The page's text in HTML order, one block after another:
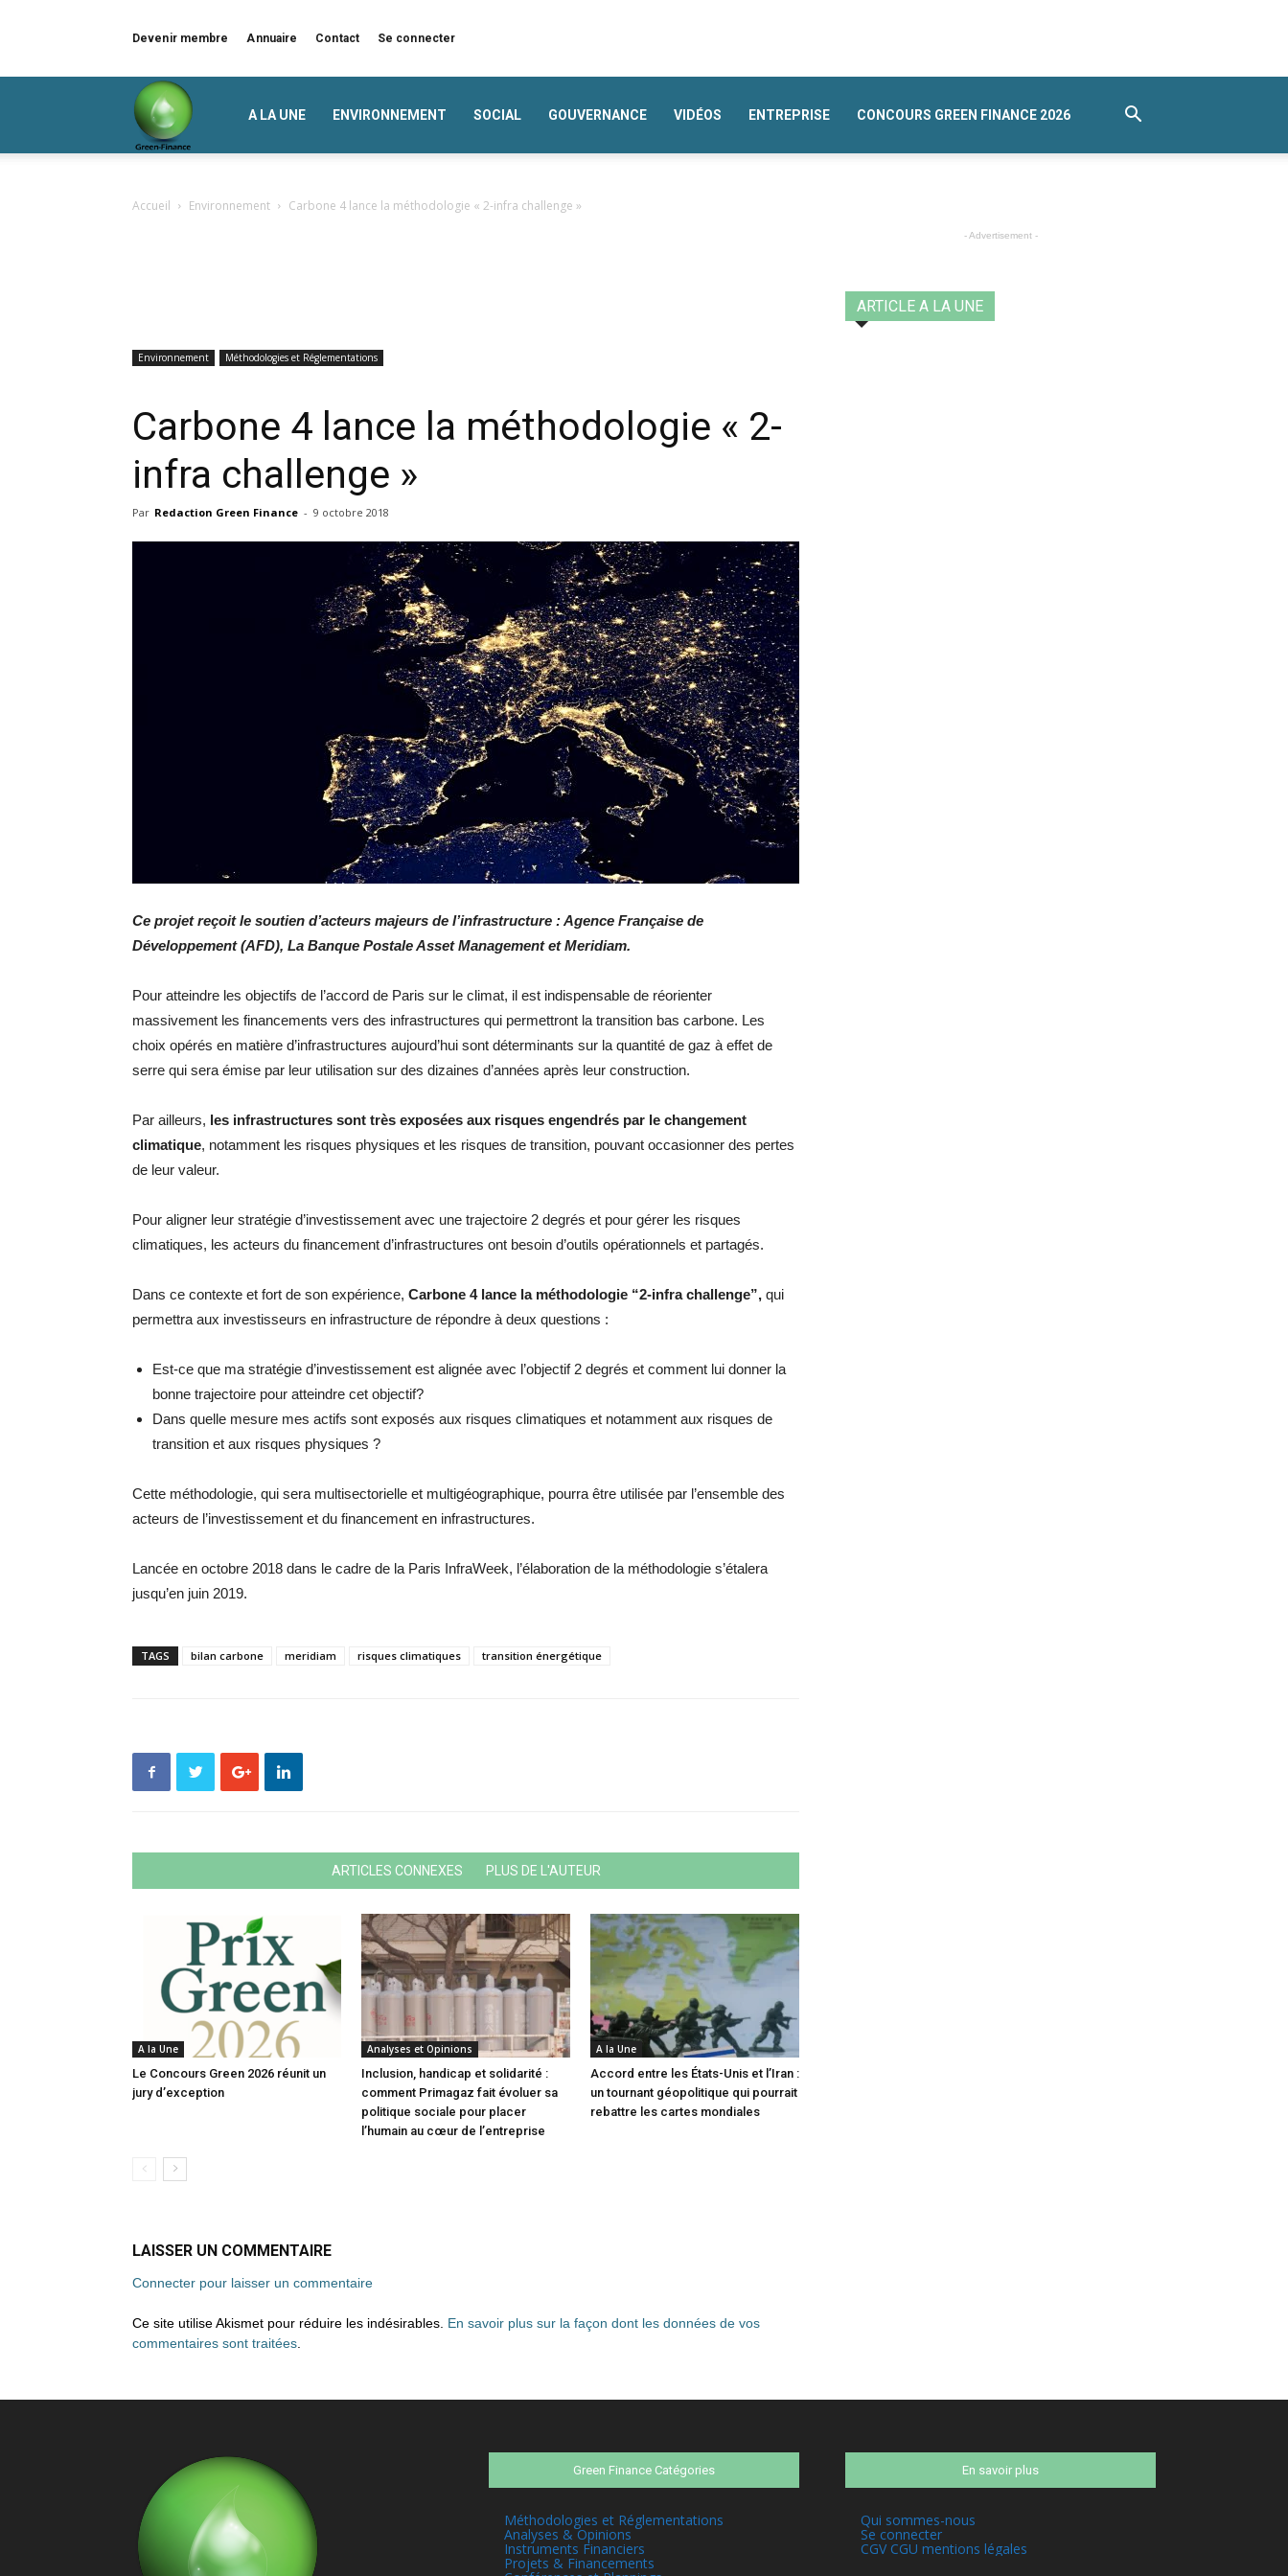
Devenir membre Annuaire Contact Se connecter
A LA UNE ENVIRONNEMENT SOCIAL GOUVERNANCE VIDÉOS ENTREPRISE CONCOURS GREEN FINANCE 2026
Accueil Environnement Carbone 4 lance la méthodologie « 2-infra challenge »
Environnement Méthodologies et Réglementations
Carbone 4 lance la méthodologie « 2-
infra challenge »
Par Redaction Green Finance - 9 octobre 2018
Ce projet reçoit le soutien d’acteurs majeurs de l’infrastructure : Agence Française de
Développement (AFD), La Banque Postale Asset Management et Meridiam.
Pour atteindre les objectifs de l’accord de Paris sur le climat, il est indispensable de réorienter
massivement les financements vers des infrastructures qui permettront la transition bas carbone. Les
choix opérés en matière d’infrastructures aujourd’hui sont déterminants sur la quantité de gaz à effet de
serre qui sera émise par leur utilisation sur des dizaines d’années après leur construction.
Par ailleurs, les infrastructures sont très exposées aux risques engendrés par le changement
climatique, notamment les risques physiques et les risques de transition, pouvant occasionner des pertes
de leur valeur.
Pour aligner leur stratégie d’investissement avec une trajectoire 2 degrés et pour gérer les risques
climatiques, les acteurs du financement d’infrastructures ont besoin d’outils opérationnels et partagés.
Dans ce contexte et fort de son expérience, Carbone 4 lance la méthodologie “2-infra challenge”, qui
permettra aux investisseurs en infrastructure de répondre à deux questions :
Est-ce que ma stratégie d’investissement est alignée avec l’objectif 2 degrés et comment lui donner la
bonne trajectoire pour atteindre cet objectif?
Dans quelle mesure mes actifs sont exposés aux risques climatiques et notamment aux risques de
transition et aux risques physiques ?
Cette méthodologie, qui sera multisectorielle et multigéographique, pourra être utilisée par l’ensemble des
acteurs de l’investissement et du financement en infrastructures.
Lancée en octobre 2018 dans le cadre de la Paris InfraWeek, l’élaboration de la méthodologie s’étalera
jusqu’en juin 2019.
TAGS bilan carbone meridiam risques climatiques transition énergétique
ARTICLES CONNEXES PLUS DE L'AUTEUR
A la Une
Le Concours Green 2026 réunit un
jury d’exception
Analyses et Opinions
Inclusion, handicap et solidarité :
comment Primagaz fait évoluer sa
politique sociale pour placer
l’humain au cœur de l’entreprise
A la Une
Accord entre les États-Unis et l’Iran :
un tournant géopolitique qui pourrait
rebattre les cartes mondiales
LAISSER UN COMMENTAIRE
Connecter pour laisser un commentaire
Ce site utilise Akismet pour réduire les indésirables. En savoir plus sur la façon dont les données de vos
commentaires sont traitées
- Advertisement -
ARTICLE A LA UNE
Green Finance Catégories
Méthodologies et Réglementations
Analyses & Opinions
Instruments Financiers
Projets & Financements
En savoir plus
Qui sommes-nous
Se connecter
CGV CGU mentions légales